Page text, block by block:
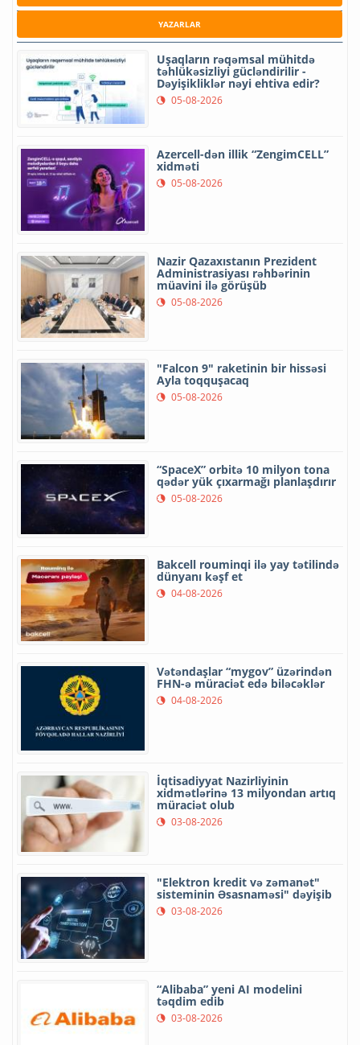
YAZARLAR
Uşaqların rəqəmsal mühitdə
təhlükəsizliyi gücləndirilir -
Dəyişikliklər nəyi ehtiva edir?
05-08-2026
Azercell-dən illik “ZengimCELL”
xidməti
05-08-2026
Nazir Qazaxıstanın Prezident
Administrasiyası rəhbərinin
müavini ilə görüşüb
05-08-2026
"Falcon 9" raketinin bir hissəsi
Ayla toqquşacaq
05-08-2026
“SpaceX” orbitə 10 milyon tona
qədər yük çıxarmağı planlaşdırır
05-08-2026
Bakcell rouminqi ilə yay tətilində
dünyanı kəşf et
04-08-2026
Vətəndaşlar “mygov” üzərindən
FHN-ə müraciət edə biləcəklər
04-08-2026
İqtisadiyyat Nazirliyinin
xidmətlərinə 13 milyondan artıq
müraciət olub
03-08-2026
"Elektron kredit və zəmanət"
sisteminin Əsasnaməsi" dəyişib
03-08-2026
“Alibaba” yeni AI modelini
təqdim edib
03-08-2026